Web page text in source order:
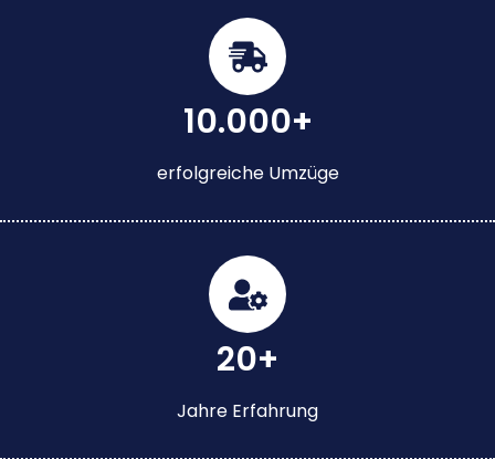
10.000+
erfolgreiche Umzüge
20+
Jahre Erfahrung